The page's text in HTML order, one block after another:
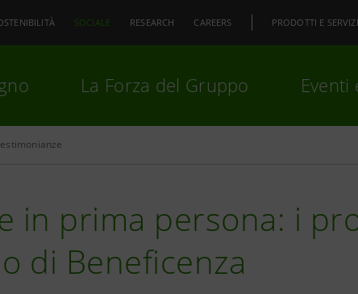
SOCIALE RESEARCH CAREERS PRODOTTI E SERVIZI
La Forza del Gruppo Eventi
in prima persona: i
di Beneficenza